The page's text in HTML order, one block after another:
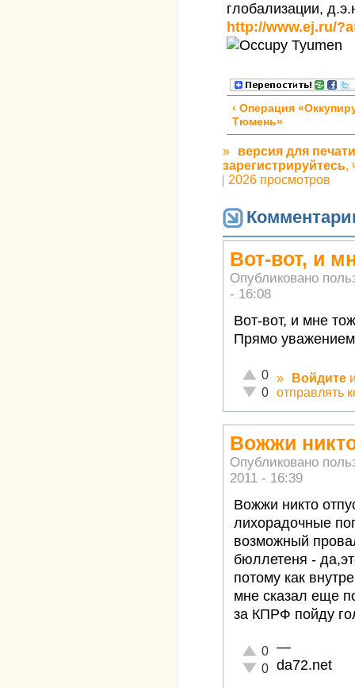
глобализации,
http://www.ej.ru/
‹ Операция
Тюмень»
»
версия для печати
зарегистрируйтесь,
2026 просмотров
Вот-вот, и
Опубликовано
- 16:08
Вот-вот, и мне
Прямо уважением
Отлично!
0
Неадекватно!
0
» Войдите
отправлять
Вожжи
Опубликовано
2011 - 16:39
Вожжи никто
лихорадочные
возможный
бюллетеня -
потому как
мне сказал еще
за КПРФ пойду
Отлично!
0
Неадекватно!
0
—
da72.net